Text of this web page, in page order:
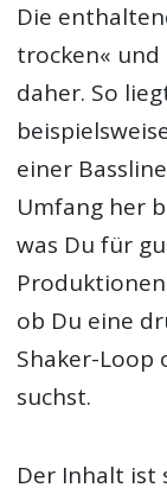
Die
trocken«
daher. So
einer
Umfang her
was Du für
ob Du eine
Shaker-Loop
suchst.
Der Inhalt ist